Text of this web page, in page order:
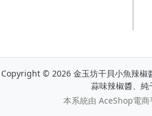
Copyright © 2026 金玉坊干貝小魚辣椒
蒜味辣椒醬、純
本系統由 AceShop電商